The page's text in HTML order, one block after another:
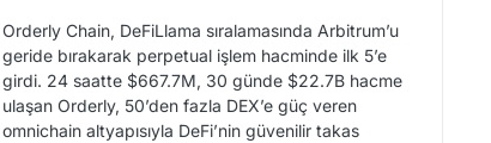
Orderly Chain, DeFiLlama sıralamasında Arbitrum’u
geride bırakarak perpetual işlem hacminde ilk 5’e
girdi. 24 saatte $667.7M, 30 günde $22.7B hacme
ulaşan Orderly, 50’den fazla DEX’e güç veren
omnichain altyapısıyla DeFi’nin güvenilir takas